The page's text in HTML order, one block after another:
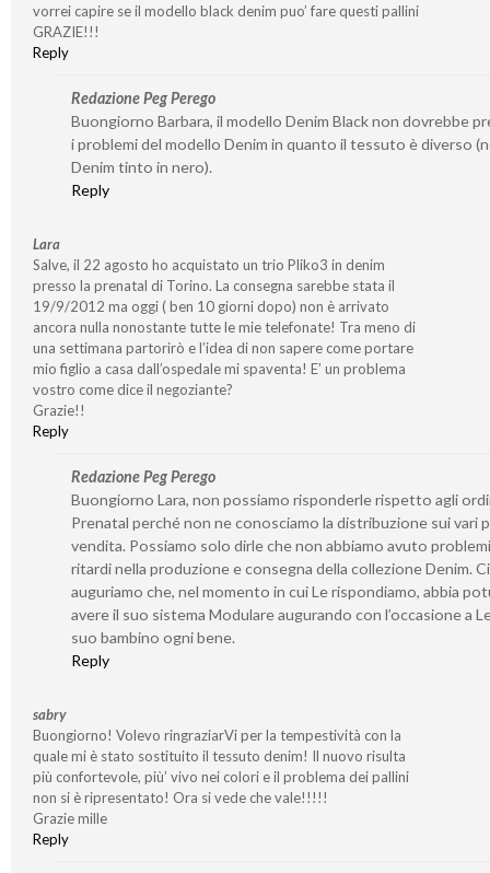
vorrei capire se il modello black denim puo’ fare questi pallini
GRAZIE!!!
Reply
Redazione Peg Perego
Buongiorno Barbara, il modello Denim Black non dovrebbe
i problemi del modello Denim in quanto il tessuto è diverso
Denim tinto in nero).
Reply
Lara
Salve, il 22 agosto ho acquistato un trio Pliko3 in denim
presso la prenatal di Torino. La consegna sarebbe stata il
19/9/2012 ma oggi ( ben 10 giorni dopo) non è arrivato
ancora nulla nonostante tutte le mie telefonate! Tra meno di
una settimana partorirò e l’idea di non sapere come portare
mio figlio a casa dall’ospedale mi spaventa! E’ un problema
vostro come dice il negoziante?
Grazie!!
Reply
Redazione Peg Perego
Buongiorno Lara, non possiamo risponderle rispetto agli
Prenatal perché non ne conosciamo la distribuzione sui vari
vendita. Possiamo solo dirle che non abbiamo avuto
ritardi nella produzione e consegna della collezione Denim. Ci
auguriamo che, nel momento in cui Le rispondiamo, abbia
avere il suo sistema Modulare augurando con l’occasione a
suo bambino ogni bene.
Reply
sabry
Buongiorno! Volevo ringraziarVi per la tempestività con la
quale mi è stato sostituito il tessuto denim! Il nuovo risulta
più confortevole, più’ vivo nei colori e il problema dei pallini
non si è ripresentato! Ora si vede che vale!!!!!
Grazie mille
Reply